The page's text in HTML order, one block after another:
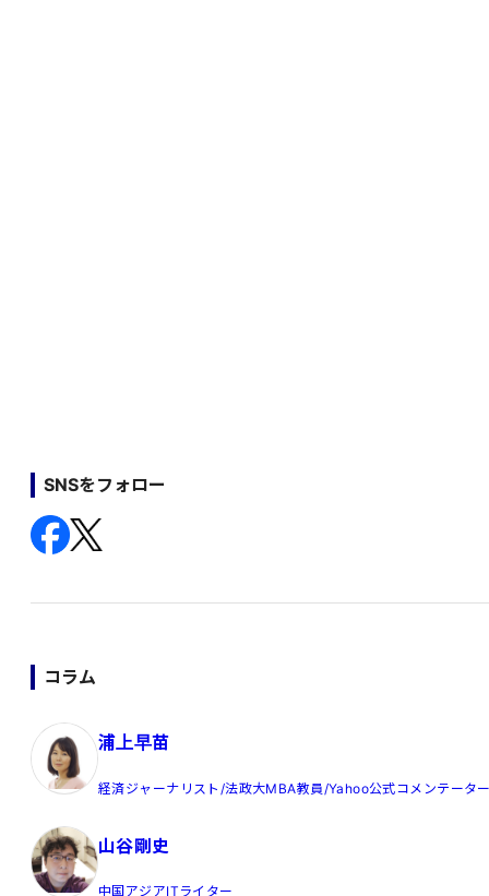
SNSをフォロー
コラム
浦上早苗
経済ジャーナリスト/法政大MBA教員/Yahoo公式コメンテータ
山谷剛史
中国アジアITライター